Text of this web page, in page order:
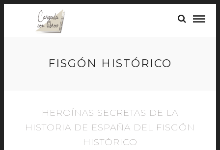
FISGÓN HISTÓRICO
HEROÍNAS SECRETAS DE LA
HISTORIA DE ESPAÑA DEL FISGÓN
HISTÓRICO